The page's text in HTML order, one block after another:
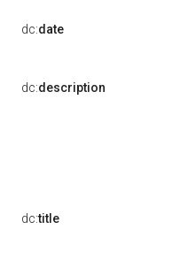
dc:date
dc:description
dc:title